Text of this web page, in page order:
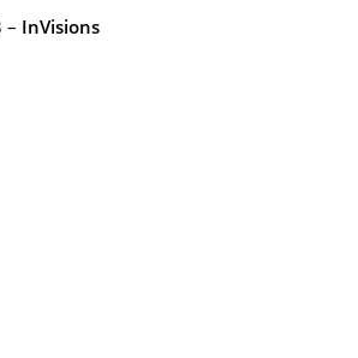
– InVisions